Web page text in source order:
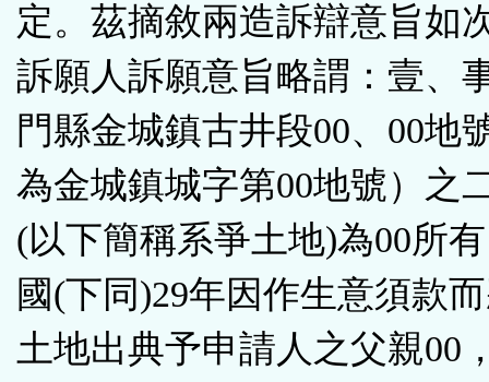
定。茲摘敘兩造訴辯意旨如
訴願人訴願意旨略謂：壹、
門縣金城鎮古井段00、00地
為金城鎮城字第00地號）之
(以下簡稱系爭土地)為00所
國(下同)29年因作生意須款
土地出典予申請人之父親00